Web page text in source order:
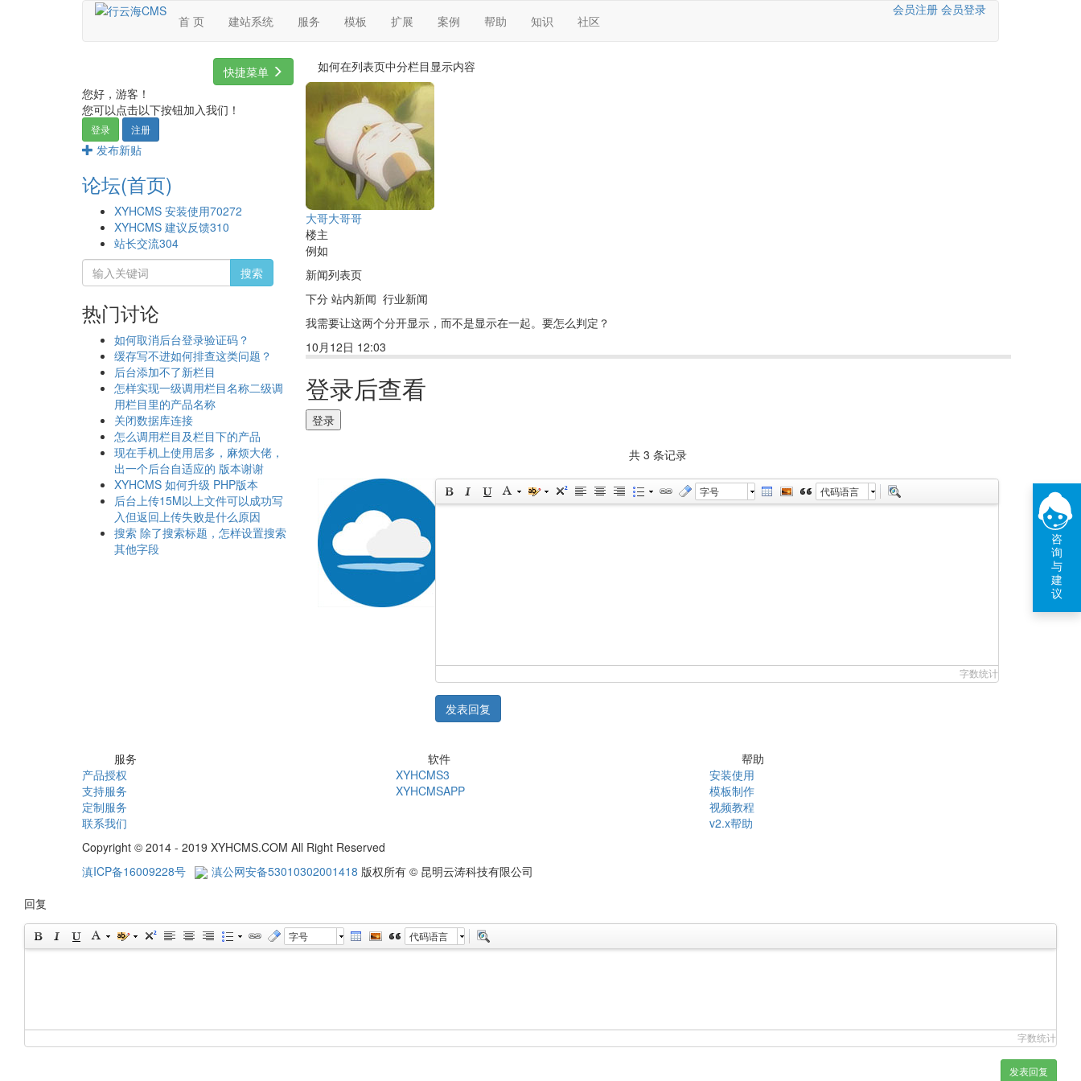
首 页 建站系统 服务 模板 扩展 案例 帮助 知识 社区
会员注册 会员登录
快捷菜单
您好，游客！
您可以点击以下按钮加入我们！
登录 注册
发布新贴
论坛(首页)
XYHCMS 安装使用70272
XYHCMS 建议反馈310
站长交流304
搜索
热门讨论
如何取消后台登录验证码？
缓存写不进如何排查这类问题？
后台添加不了新栏目
怎样实现一级调用栏目名称二级调
用栏目里的产品名称
关闭数据库连接
怎么调用栏目及栏目下的产品
现在手机上使用居多，麻烦大佬，
出一个后台自适应的 版本谢谢
XYHCMS 如何升级 PHP版本
后台上传15M以上文件可以成功写
入但返回上传失败是什么原因
搜索 除了搜索标题，怎样设置搜索
其他字段
如何在列表页中分栏目显示内容
大哥大哥哥
楼主
例如
新闻列表页
下分 站内新闻 行业新闻
我需要让这两个分开显示，而不是显示在一起。要怎么判定？
10月12日 12:03
登录后查看
登录
共 3 条记录
字号 代码语言
字数统计
发表回复
服务
产品授权
支持服务
定制服务
联系我们
软件
XYHCMS3
XYHCMSAPP
帮助
安装使用
模板制作
视频教程
v2.x帮助
Copyright © 2014 - 2019 XYHCMS.COM All Right Reserved
滇ICP备16009228号
滇公网安备53010302001418 版权所有 © 昆明云涛科技有限公司
回复
字号 代码语言
字数统计
发表回复
咨
询
与
建
议